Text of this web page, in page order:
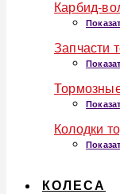
Карбид-
Запчасти
Колодки
КОЛЕСА